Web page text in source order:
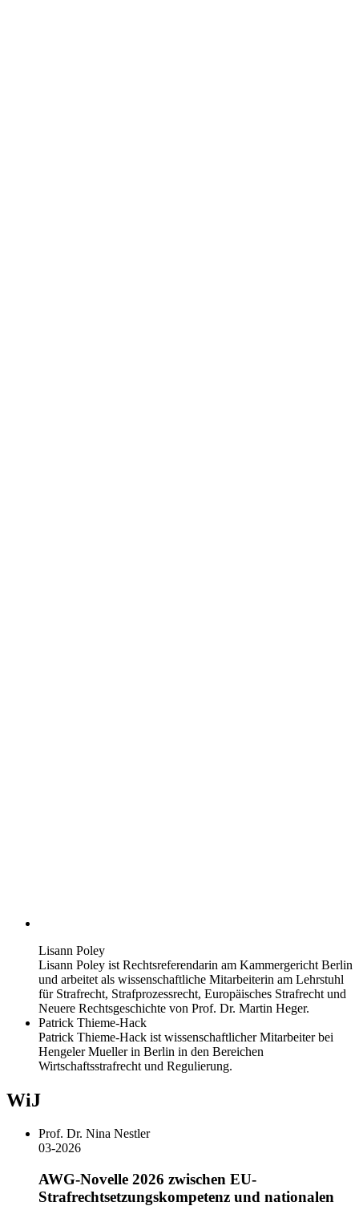
Lisann Poley
Lisann Poley ist Rechtsreferendarin am Kammergericht Berlin
und arbeitet als wissenschaftliche Mitarbeiterin am Lehrstuhl
für Strafrecht, Strafprozessrecht, Europäisches Strafrecht und
Neuere Rechtsgeschichte von Prof. Dr. Martin Heger.
Patrick Thieme-Hack
Patrick Thieme-Hack ist wissenschaftlicher Mitarbeiter bei
Hengeler Mueller in Berlin in den Bereichen
Wirtschaftsstrafrecht und Regulierung.
WiJ
Prof. Dr. Nina Nestler
03-2026
AWG-Novelle 2026 zwischen EU-
Strafrechtsetzungskompetenz und nationalen